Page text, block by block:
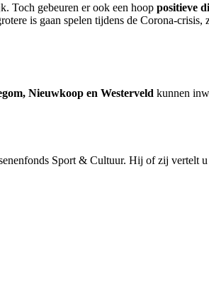
Toch gebeuren er ook een hoop positieve
is gaan spelen tijdens de Corona-
Nieuwkoop en Westerveld kunnen
Sport & Cultuur. Hij of zij vertelt u